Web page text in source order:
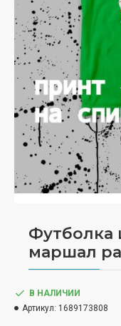
Футболка
маршал
В НАЛИЧИИ
Артикул: 1689173808